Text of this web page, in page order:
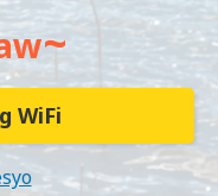
~
WiFi